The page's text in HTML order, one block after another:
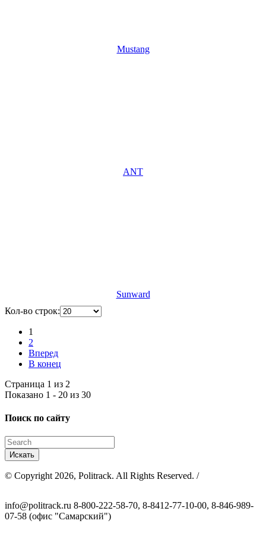
Mustang
ANT
Sunward
Кол-во строк:
1
2
Вперед
В конец
Страница 1 из 2
Показано 1 - 20 из 30
Поиск по сайту
© Copyright 2026, Politrack. All Rights Reserved. /
info@politrack.ru 8-800-222-58-70, 8-8412-77-10-00, 8-846-989-
07-58 (офис "Самарский")